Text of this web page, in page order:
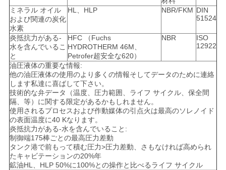
ミネラル オイル
および関連の炭化
水素
HL、HLP NBR/FKM DIN
51524
炎抵抗力がある-
水を含んでいるこ
と
HFC （Fuchs
HYDROTHERM 46M、
Petrofer超安全な620）
NBR
ISO
12922
油圧液体の重要な情報:
他の油圧液体の使用のより多くの情報そしてデータのために連絡
します私達に喜ばして下さい。
技術的な弁データ（温度、圧力範囲、ライフ サイクル、保全間
隔、等）に関する限定があるかもしれません。
使用されるプロセスおよび作動媒体の引点火は最高のソレノイド
の表面温度に40 Kなります。
炎抵抗力がある-水を含んでいること:
制御端175棒ごとの最高圧力差動
タンク港で前もって積む圧力>圧力差動、さもなければ高められ
たキャビテーションの20%年
鉱油HL、HLP 50%に100%との操作と比べるライフ サイクル